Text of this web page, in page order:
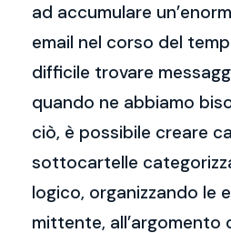
ad accumulare
email nel corso del
difficile trovare
quando ne abbiamo
ciò, è possibile creare
sottocartelle
logico, organizzando le
mittente, all’argomento